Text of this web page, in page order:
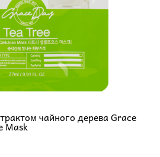
чайного дерева Grace
Mask